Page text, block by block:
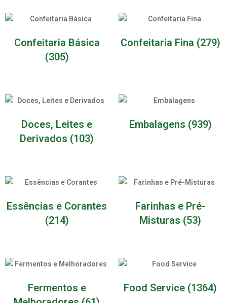
Confeitaria Básica
(305)
Confeitaria Fina (279)
Doces, Leites e
Derivados (103)
Embalagens (939)
Essências e Corantes
(214)
Farinhas e Pré-
Misturas (53)
Fermentos e
Food Service (1364)